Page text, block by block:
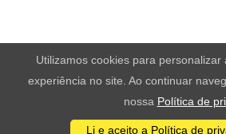
Utilizamos cookies para
experiência no site. Ao continuar
nossa Política de
Li e aceito a Política de